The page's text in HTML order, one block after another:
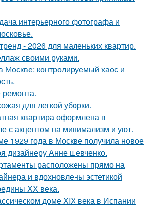
интерьерного фотографа и
- 2026 для маленьких квартир.
своими руками.
Москве: контролируемый хаос и
ремонта.
для легкой уборки.
квартира оформлена в
с акцентом на минимализм и уют.
1929 года в Москве получила новое
дизайнеру Анне шевченко.
расположены прямо на
и вдохновлены эстетикой
XX века.
доме XIX века в Испании